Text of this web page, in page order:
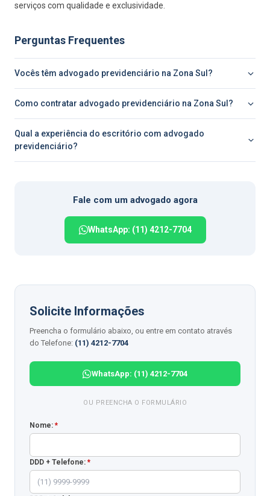
serviços com qualidade e exclusividade.
Perguntas Frequentes
Vocês têm advogado previdenciário na Zona Sul?
Como contratar advogado previdenciário na Zona Sul?
Qual a experiência do escritório com advogado
previdenciário?
Fale com um advogado agora
WhatsApp: (11) 4212-7704
Solicite Informações
Preencha o formulário abaixo, ou entre em contato através
do Telefone: (11) 4212-7704
WhatsApp: (11) 4212-7704
OU PREENCHA O FORMULÁRIO
Nome: *
DDD + Telefone: *